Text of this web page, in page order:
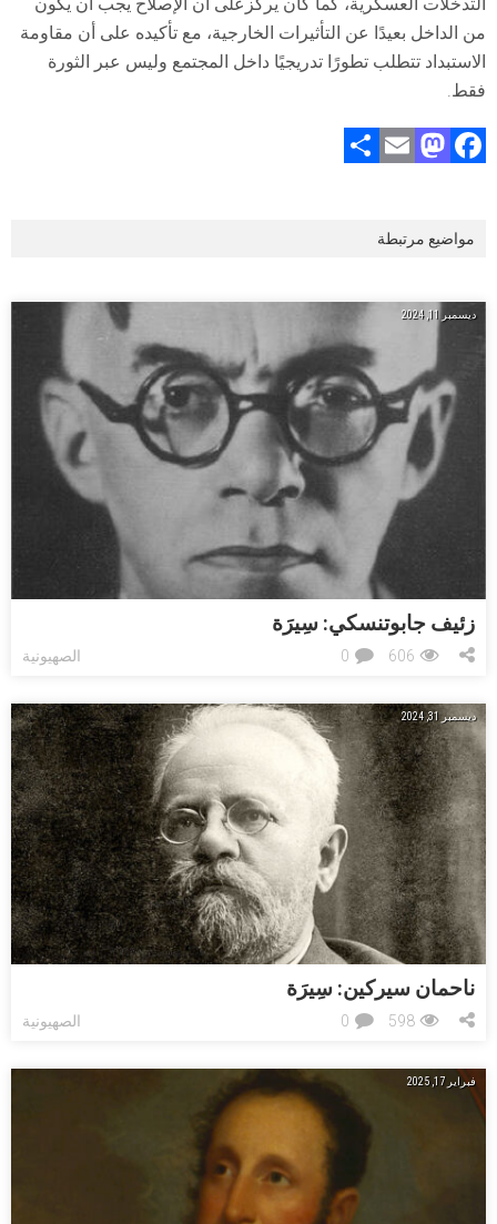
من الداخل بعيدًا عن التأثيرات الخارجية، مع تأكيده على أن مقاومة
الاستبداد تتطلب تطورًا تدريجيًا داخل المجتمع وليس عبر الثورة
فقط.
F
b
ok
M
o
o
E
lمواضيع مرتبطة
ديسمبر 11, 2024
زئيف جابوتنسكي: ﺳِﻴﺮَﺓ
الصهيونية 606
0
ديسمبر 31, 2024
ناحمان سيركين: ﺳِﻴﺮَﺓ
الصهيونية 598
0
فبراير 17, 2025